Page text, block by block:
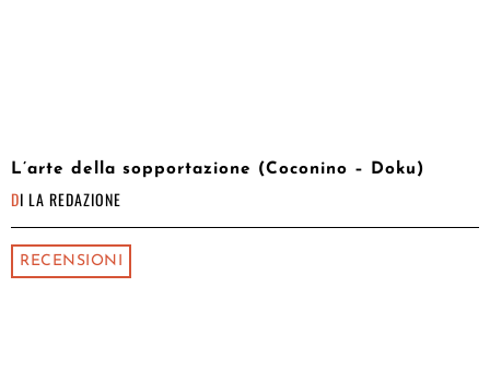
L’arte della sopportazione (Coconino – Doku)
DI LA REDAZIONE
RECENSIONI